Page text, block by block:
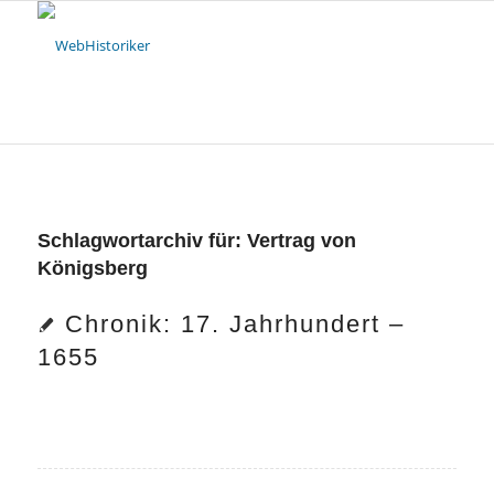
Schlagwortarchiv für: Vertrag von
Königsberg
Chronik: 17. Jahrhundert –
1655